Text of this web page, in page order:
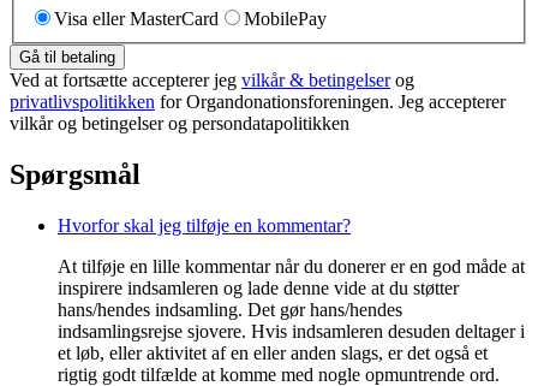
Visa eller MasterCard
MobilePay
Gå til betaling
Ved at fortsætte accepterer jeg vilkår & betingelserog
privatlivspolitikken for Organdonationsforeningen. Jeg accepterer
vilkår og betingelser og persondatapolitikken
Spørgsmål
Hvorfor skal jeg tilføje en kommentar?
At tilføje en lille kommentar når du donerer er en god måde at
inspirere indsamleren og lade denne vide at du støtter
hans/hendes indsamling. Det gør hans/hendes
indsamlingsrejse sjovere. Hvis indsamleren desuden deltager i
et løb, eller aktivitet af en eller anden slags, er det også et
rigtig godt tilfælde at komme med nogle opmuntrende ord.